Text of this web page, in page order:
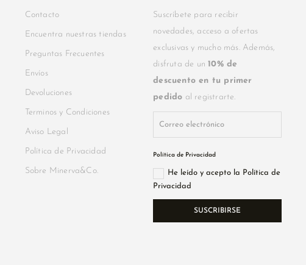
Contacto
Encuentra nuestras tiendas
Preguntas Frecuentes
Envíos
Devoluciones
Terminos y Condiciones
Aviso Legal
Política de Privacidad
Sobre Minerva&Co.
Suscríbete para recibir
novedades, acceso a ofertas
exclusivas y mucho más. Además,
disfruta de un10% de
descuento en tu primer
pedido al registrarte.
Política de Privacidad
He leído y acepto la Política de
Privacidad
SUSCRIBIRSE